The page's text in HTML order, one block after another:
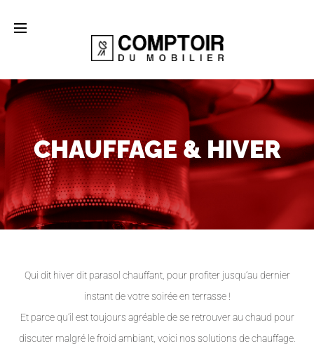
CHAUFFAGE & HIVER
Qui dit hiver dit parasol chauffant, pour profiter jusqu’au dernier
instant de votre soirée en terrasse !
Et parce qu’il est toujours agréable de se retrouver au chaud pour
discuter malgré le froid ambiant, voici nos solutions de chauffage.